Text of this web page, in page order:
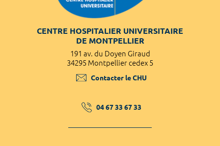
CENTRE HOSPITALIER UNIVERSITAIRE
DE MONTPELLIER
191 av. du Doyen Giraud
34295 Montpellier cedex 5
Contacter le CHU
04 67 33 67 33